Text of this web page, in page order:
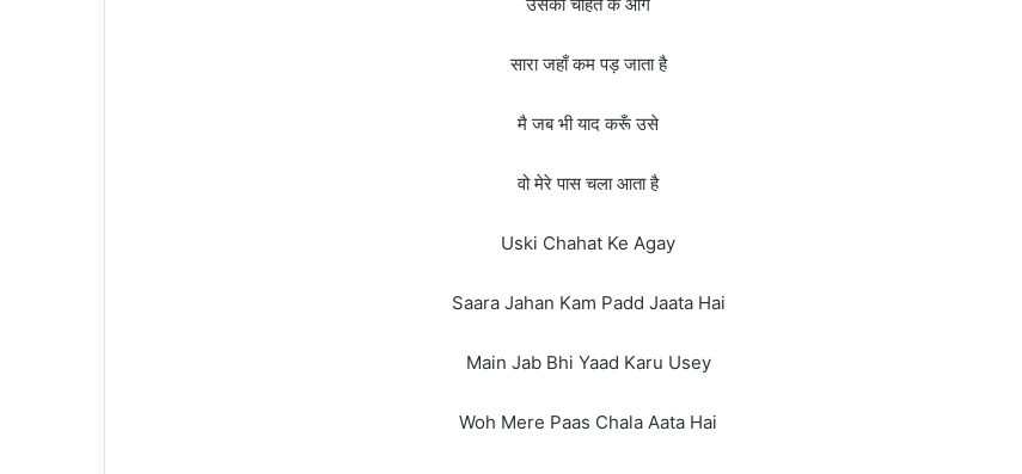
सारा जहाँ कम पड़ जाता है
मै जब भी याद करूँ उसे
वो मेरे पास चला आता है
Uski Chahat Ke Agay
Saara Jahan Kam Padd Jaata Hai
Main Jab Bhi Yaad Karu Usey
Woh Mere Paas Chala Aata Hai